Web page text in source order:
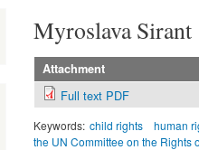
Myroslava Sirant
Attachment
Full text PDF
Keywords: child rights
human
the UN Committee on the Rights